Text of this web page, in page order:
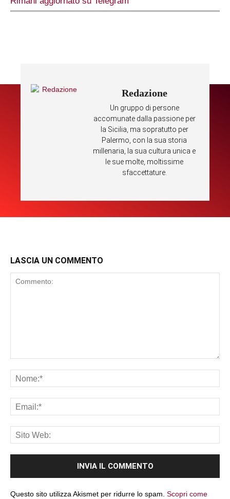
Redazione
Un gruppo di persone
accomunate dalla passione per
la Sicilia, ma sopratutto per
Palermo, con la sua storia
millenaria, la sua cultura unica e
le sue molte, moltissime
sfaccettature.
LASCIA UN COMMENTO
Questo sito utilizza Akismet per ridurre lo spam. Scopri come